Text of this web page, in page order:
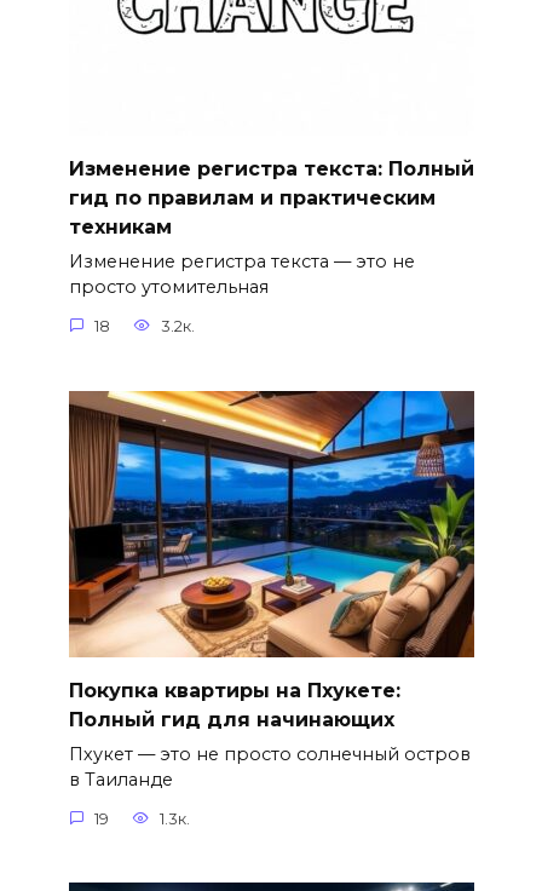
Изменение регистра текста: Полный
гид по правилам и практическим
техникам
Изменение регистра текста — это не
просто утомительная
18 3.2к.
Покупка квартиры на Пхукете:
Полный гид для начинающих
Пхукет — это не просто солнечный остров
в Таиланде
19 1.3к.